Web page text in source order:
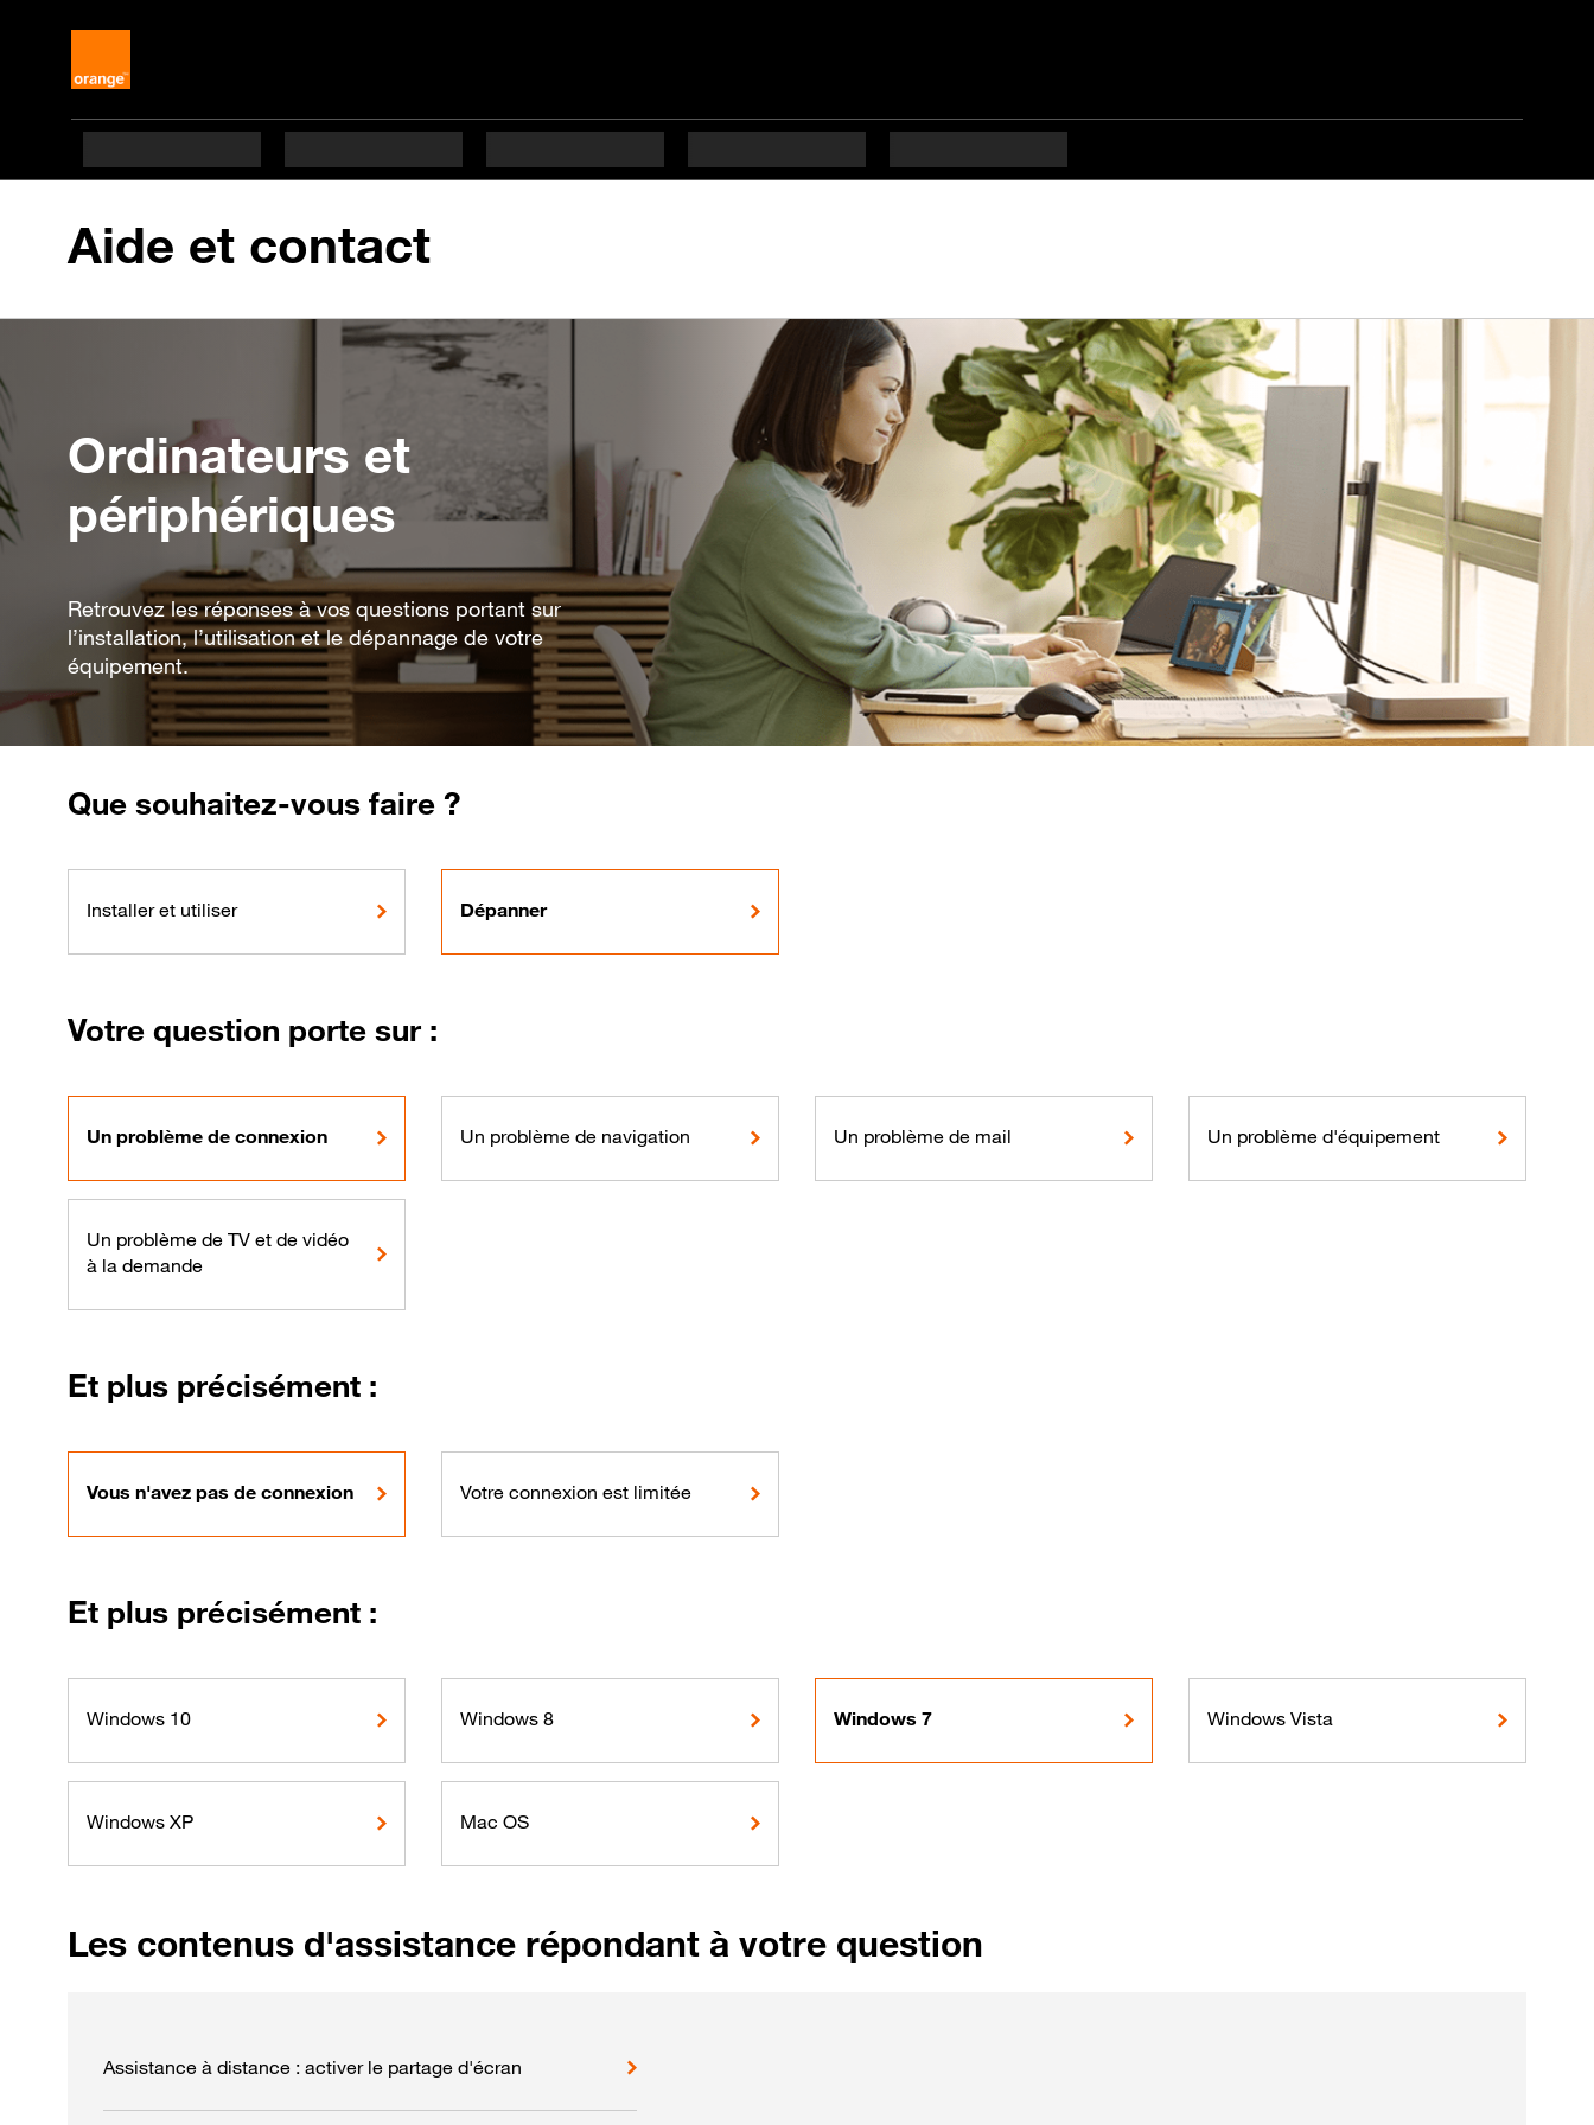
Aide et contact
Ordinateurs et
périphériques
Retrouvez les réponses à vos questions portant sur
l’installation, l’utilisation et le dépannage de votre
équipement.
Que souhaitez-vous faire ?
Installer et utiliser Dépanner
Votre question porte sur :
Un problème de connexion Un problème de navigation Un problème de mail Un problème d'équipement
Un problème de TV et de vidéo
à la demande
Et plus précisément :
Vous n'avez pas de connexion Votre connexion est limitée
Et plus précisément :
Windows 10 Windows 8 Windows 7 Windows Vista
Windows XP Mac OS
Les contenus d'assistance répondant à votre question
Assistance à distance : activer le partage d'écran